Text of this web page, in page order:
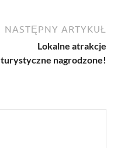
NASTĘPNY ARTYKUŁ
Lokalne atrakcje
turystyczne nagrodzone!